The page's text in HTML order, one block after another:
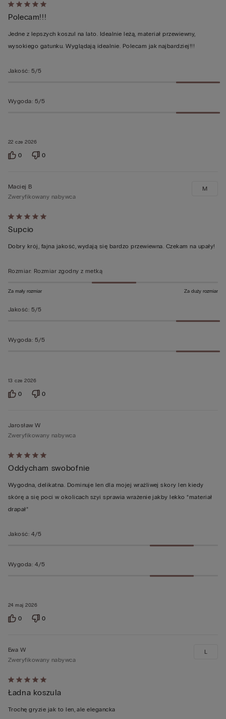
Ocena
5
z
5
22 cze 2026
Polecam!!!
Jedne z lepszych koszul na lato. Idealnie leżą, materiał przewiewny,
wysokiego gatunku. Wyglądają idealnie. Polecam jak najbardziej!!!
Jakość: 5/5
Wygoda: 5/5
0 0
Ocena
5
z
13 cze 2026
Maciej B
Zweryfikowany nabywca
Supcio
Dobry krój, fajna jakość, wydają się bardzo przewiewna. Czekam na upały!
M
Rozmiar: Rozmiar zgodny z metką
Za mały rozmiar Za duży rozmiar
Jakość: 5/5
Wygoda: 5/5
0 0
Ocena
5
z
5
24 maj 2026
Jarosław W
Zweryfikowany nabywca
Oddycham swobofnie
Wygodna, delikatna. Dominuje len dla mojej wrażliwej skory len kiedy
skórę a się poci w okolicach szyi sprawia wrażenie jakby lekko “materiał
drapał”
Jakość: 4/5
Wygoda: 4/5
0 0
Ocena
5
z
Ewa W
Zweryfikowany nabywca
Ładna koszula
Trochę gryzie jak to len, ale elegancka
L